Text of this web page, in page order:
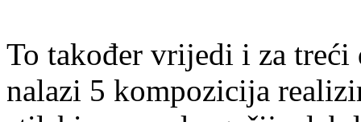
To također vrijedi i za treći
nalazi 5 kompozicija